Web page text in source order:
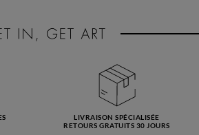
LIVRAISON SPÉCIALISÉE
RETOURS GRATUITS 30 JOURS